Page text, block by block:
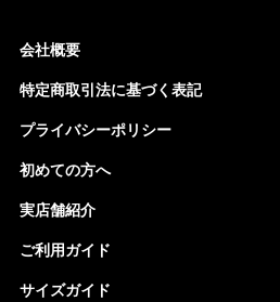
会社概要
特定商取引法に基づく表記
プライバシーポリシー
初めての方へ
実店舗紹介
ご利用ガイド
サイズガイド